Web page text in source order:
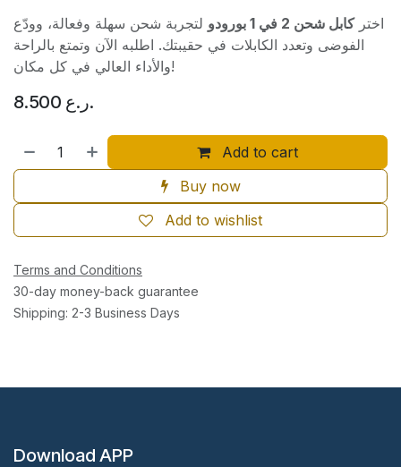
اختركابل شحن 2 في 1 بورودو
لتجربة شحن سهلة وفعالة، وودّع
الفوضى وتعدد الكابلات في حقيبتك. اطلبه الآن وتمتع بالراحة
والأداء العالي في كل مكان!
8.500 ر.ع.
Add to cart
Buy now
Add to wishlist
Terms and Conditions
30-day money-back guarantee
Shipping: 2-3 Business Days
Download APP